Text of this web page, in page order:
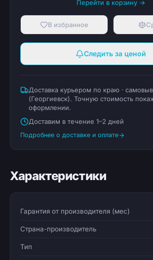
Перейти в корзину →
В избранное
Следить за ценой
Доставка курьером по краю ·
(Георгиевск). Точную стоимость
оформлении.
Доставим в течение 1–2 дней
Подробнее о доставке и оплате
Характеристики
Гарантия от производителя (мес)
Страна-производитель
Тип